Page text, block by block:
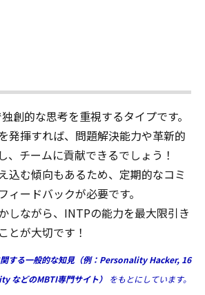
創的な思考を重視するタイプです。
発揮すれば、問題解決能力や革新的
、チームに貢献できるでしょう！
込む傾向もあるため、定期的なコミ
ィードバックが必要です。
しながら、INTPの能力を最大限引き
とが大切です！
する一般的な知見（例：Personality Hacker, 16
などのMBTI専門サイト）
をもとにしています。